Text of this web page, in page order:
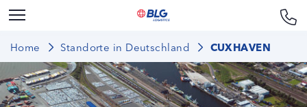
Home Standorte in Deutschland CUXHAVEN